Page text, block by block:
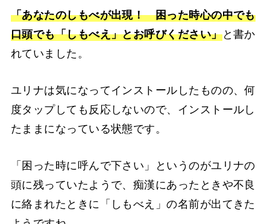
「あなたのしもべが出現！ 困った時心の中でも
口頭でも「しもべえ」とお呼びください」と書か
れていました。
ユリナは気になってインストールしたものの、何
度タップしても反応しないので、インストールし
たままになっている状態です。
「困った時に呼んで下さい」というのがユリナの
頭に残っていたようで、痴漢にあったときや不良
に絡まれたときに「しもべえ」の名前が出てきた